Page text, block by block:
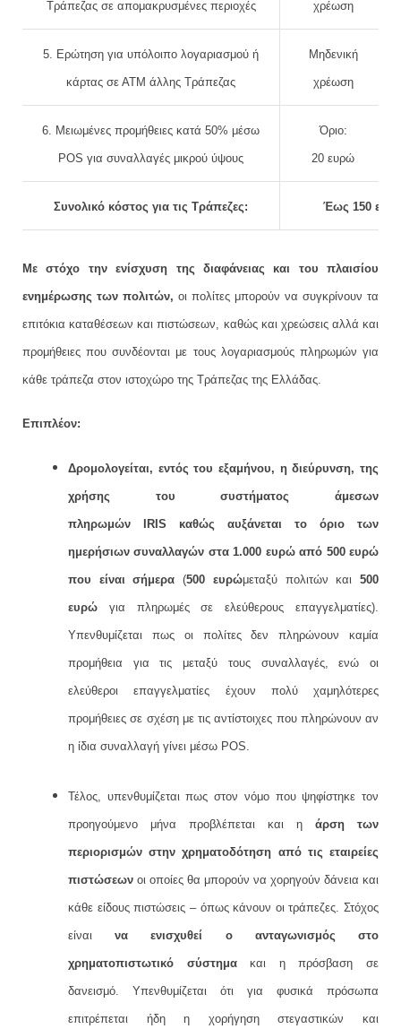
Τράπεζας σε απομακρυσμένες περιοχές χρέωση
5. Ερώτηση για υπόλοιπο λογαριασμού ή
κάρτας σε ΑΤΜ άλλης Τράπεζας
Μηδενική
χρέωση
6. Μειωμένες προμήθειες κατά 50% μέσω
POS για συναλλαγές μικρού ύψους
Όριο:
20 ευρώ
Συνολικό κόστος για τις Τράπεζες: Έως 150
Με στόχο την ενίσχυση της διαφάνειας και του πλαισίου
ενημέρωσης των πολιτών, οι πολίτες μπορούν να συγκρίνουν τα
επιτόκια καταθέσεων και πιστώσεων, καθώς και χρεώσεις αλλά και
προμήθειες που συνδέονται με τους λογαριασμούς πληρωμών για
κάθε τράπεζα στον ιστοχώρο της Τράπεζας της Ελλάδας.
Επιπλέον:
Δρομολογείται, εντός του εξαμήνου, η διεύρυνση, της
χρήσης του συστήματος άμεσων
πληρωμών IRIS καθώς αυξάνεται το όριο των
ημερήσιων συναλλαγών στα 1.000 ευρώ από 500 ευρώ
που είναι σήμερα (500 ευρώμεταξύ πολιτών και500
ευρώ για πληρωμές σε ελεύθερους επαγγελματίες).
Υπενθυμίζεται πως οι πολίτες δεν πληρώνουν καμία
προμήθεια για τις μεταξύ τους συναλλαγές, ενώ οι
ελεύθεροι επαγγελματίες έχουν πολύ χαμηλότερες
προμήθειες σε σχέση με τις αντίστοιχες που πληρώνουν αν
η ίδια συναλλαγή γίνει μέσω POS.
Τέλος, υπενθυμίζεται πως στον νόμο που ψηφίστηκε τον
προηγούμενο μήνα προβλέπεται και η άρση των
περιορισμών στην χρηματοδότηση από τις εταιρείες
πιστώσεων οι οποίες θα μπορούν να χορηγούν δάνεια και
κάθε είδους πιστώσεις – όπως κάνουν οι τράπεζες. Στόχος
είναι να ενισχυθεί ο ανταγωνισμός στο
χρηματοπιστωτικό σύστημακαι η πρόσβαση σε
δανεισμό. Υπενθυμίζεται ότι για φυσικά πρόσωπα
επιτρέπεται ήδη η χορήγηση στεγαστικών και